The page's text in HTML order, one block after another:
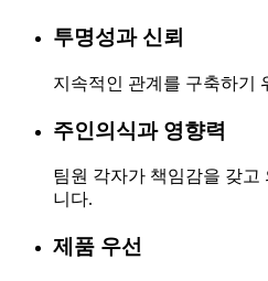
투명성과 신뢰
지속적인 관계를 구축하기
주인의식과 영향력
팀원 각자가 책임감을 갖고
니다.
제품 우선